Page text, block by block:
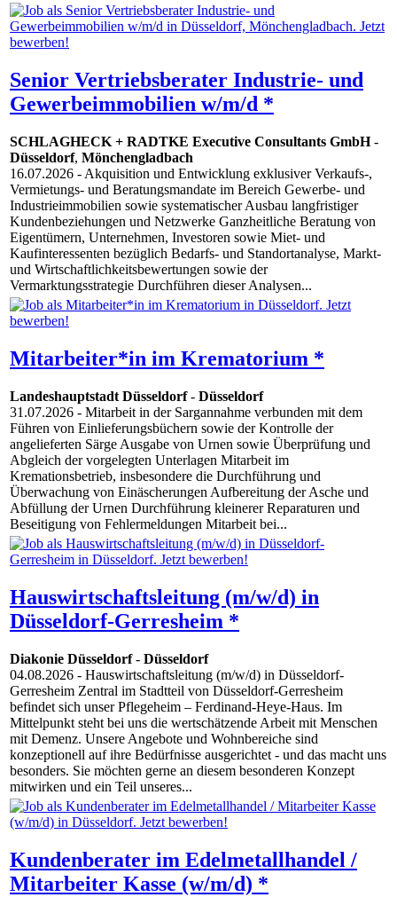
Senior Vertriebsberater Industrie- und
Gewerbeimmobilien w/m/d *
SCHLAGHECK + RADTKE Executive Consultants GmbH-
Düsseldorf, Mönchengladbach
16.07.2026 - Akquisition und Entwicklung exklusiver Verkaufs-,
Vermietungs- und Beratungsmandate im Bereich Gewerbe- und
Industrieimmobilien sowie systematischer Ausbau langfristiger
Kundenbeziehungen und Netzwerke Ganzheitliche Beratung von
Eigentümern, Unternehmen, Investoren sowie Miet- und
Kaufinteressenten bezüglich Bedarfs- und Standortanalyse, Markt-
und Wirtschaftlichkeitsbewertungen sowie der
Vermarktungsstrategie Durchführen dieser Analysen...
Mitarbeiter*in im Krematorium *
Landeshauptstadt Düsseldorf- Düsseldorf
31.07.2026 - Mitarbeit in der Sargannahme verbunden mit dem
Führen von Einlieferungsbüchern sowie der Kontrolle der
angelieferten Särge Ausgabe von Urnen sowie Überprüfung und
Abgleich der vorgelegten Unterlagen Mitarbeit im
Kremationsbetrieb, insbesondere die Durchführung und
Überwachung von Einäscherungen Aufbereitung der Asche und
Abfüllung der Urnen Durchführung kleinerer Reparaturen und
Beseitigung von Fehlermeldungen Mitarbeit bei...
Hauswirtschaftsleitung (m/w/d) in
Düsseldorf-Gerresheim *
Diakonie Düsseldorf- Düsseldorf
04.08.2026 - Hauswirtschaftsleitung (m/w/d) in Düsseldorf-
Gerresheim Zentral im Stadtteil von Düsseldorf-Gerresheim
befindet sich unser Pflegeheim – Ferdinand-Heye-Haus. Im
Mittelpunkt steht bei uns die wertschätzende Arbeit mit Menschen
mit Demenz. Unsere Angebote und Wohnbereiche sind
konzeptionell auf ihre Bedürfnisse ausgerichtet - und das macht uns
besonders. Sie möchten gerne an diesem besonderen Konzept
mitwirken und ein Teil unseres...
Kundenberater im Edelmetallhandel /
Mitarbeiter Kasse (w/m/d) *